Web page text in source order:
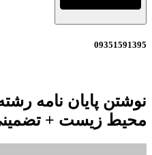
پایان نامه
زیست + تضمینی